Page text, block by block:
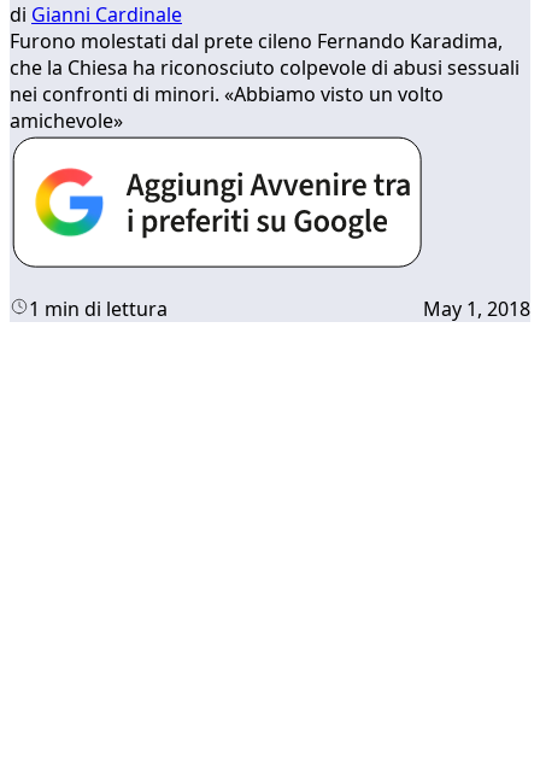
di Gianni Cardinale
Furono molestati dal prete cileno Fernando Karadima,
che la Chiesa ha riconosciuto colpevole di abusi sessuali
nei confronti di minori. «Abbiamo visto un volto
amichevole»
1 min di lettura May 1, 2018